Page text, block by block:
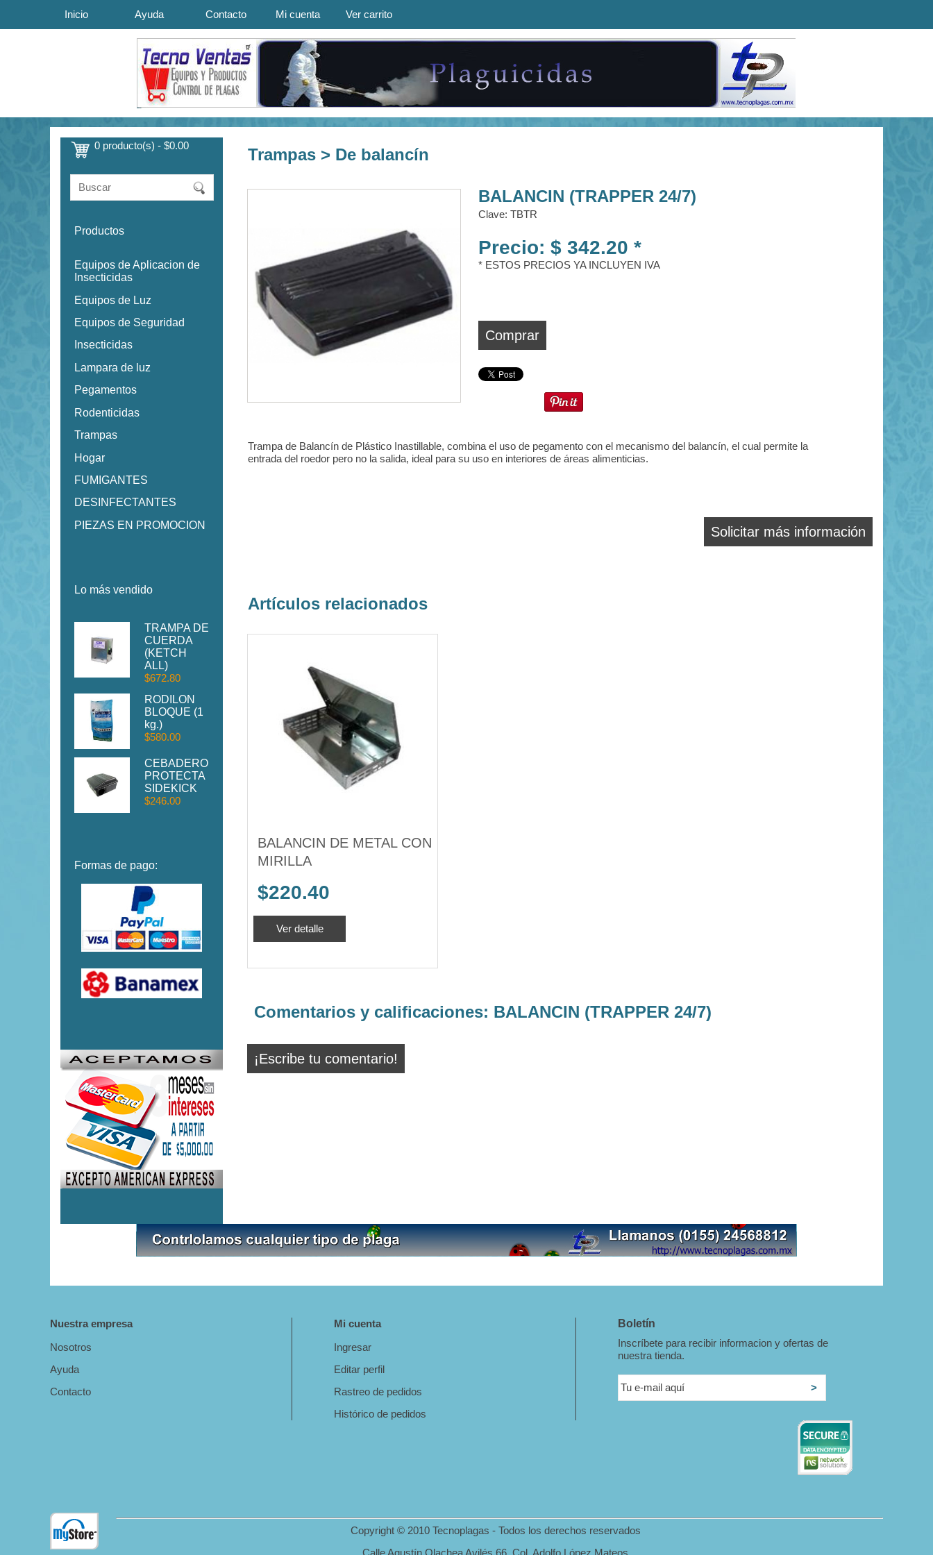
Inicio Ayuda Contacto Mi cuenta Ver carrito
0 producto(s) - $0.00
Productos
Equipos de Aplicacion de
Insecticidas
Equipos de Luz
Equipos de Seguridad
Insecticidas
Lampara de luz
Pegamentos
Rodenticidas
Trampas
Hogar
FUMIGANTES
DESINFECTANTES
PIEZAS EN PROMOCION
Lo más vendido
TRAMPA DE
CUERDA
(KETCH
ALL)
$672.80
RODILON
BLOQUE (1
kg.)
$580.00
CEBADERO
PROTECTA
SIDEKICK
$246.00
Formas de pago:
Trampas > De balancín
BALANCIN (TRAPPER 24/7)
Clave: TBTR
Precio: $ 342.20 *
* ESTOS PRECIOS YA INCLUYEN IVA
Comprar
Trampa de Balancín de Plástico Inastillable, combina el uso de pegamento con el mecanismo del balancín, el cual permite la
entrada del roedor pero no la salida, ideal para su uso en interiores de áreas alimenticias.
Solicitar más información
Artículos relacionados
BALANCIN DE METAL CON
MIRILLA
$220.40
Ver detalle
Comentarios y calificaciones: BALANCIN (TRAPPER 24/7)
¡Escribe tu comentario!
Nuestra empresa
Nosotros
Ayuda
Contacto
Mi cuenta
Ingresar
Editar perfil
Rastreo de pedidos
Histórico de pedidos
Boletín
Inscríbete para recibir informacion y ofertas de
nuestra tienda.
Copyright © 2010 Tecnoplagas - Todos los derechos reservados
Calle Agustín Olachea Avilés 66, Col. Adolfo López Mateos